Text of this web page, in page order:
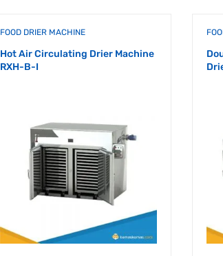
FOOD DRIER MACHINE
Hot Air Circulating Drier Machine
RXH-B-I